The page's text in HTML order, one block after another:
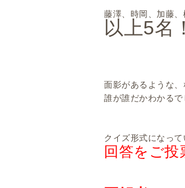
藤澤、時岡、加藤、
以上5名！
面影があるような、
誰が誰だかわかるで
クイズ形式になって
回答をご投